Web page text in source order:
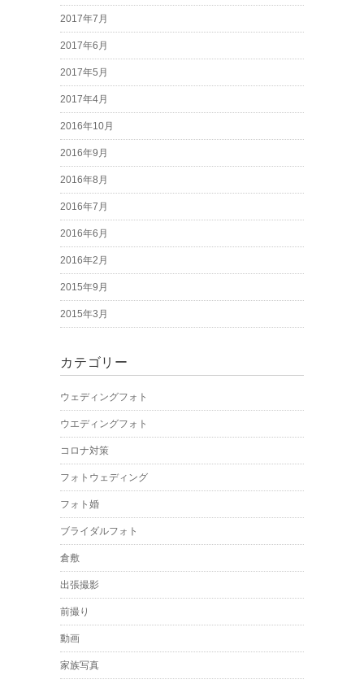
2017年7月
2017年6月
2017年5月
2017年4月
2016年10月
2016年9月
2016年8月
2016年7月
2016年6月
2016年2月
2015年9月
2015年3月
カテゴリー
ウェディングフォト
ウエディングフォト
コロナ対策
フォトウェディング
フォト婚
ブライダルフォト
倉敷
出張撮影
前撮り
動画
家族写真